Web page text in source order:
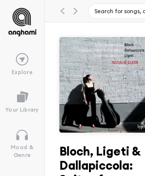
Explore
Your Library
Mood &
Genre
Bloch, Ligeti &
Dallapiccola: